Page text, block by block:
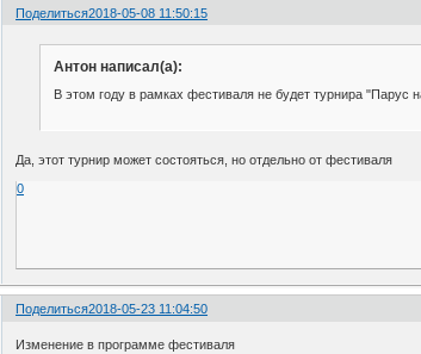
Поделиться2018-05-08 11:50:15
Антон написал(а):
В этом году в рамках фестиваля не будет турнира "Парус
Да, этот турнир может состояться, но отдельно от фестиваля
0
Поделиться2018-05-23 11:04:50
Изменение в программе фестиваля